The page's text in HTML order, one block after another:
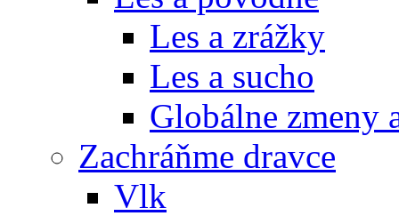
Les a zrážky
Les a sucho
Globálne zmeny
Zachráňme dravce
Vlk